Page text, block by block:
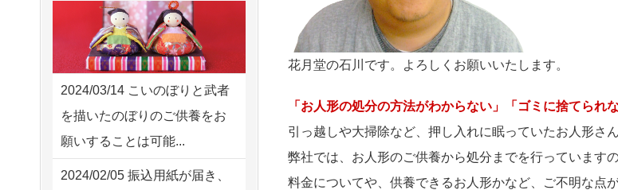
花月堂の石川です。よろしくお願いいたします。
「お人形の処分の方法がわからない」「ゴミに捨てられ
引っ越しや大掃除など、押し入れに眠っていたお人形さ
弊社では、お人形のご供養から処分までを行っています
料金についてや、供養できるお人形かなど、ご不明な点
2026/08/02 11:15
千葉県の方からお申込み
2026/08/02 10:39
神奈川の方からお申込み
2026/08/02 09:15
神奈川の方からお申込み
2026/08/02 NEW
祖母の人形
供養の際も利用させていただ
き安心感がある
お人形の仕
分けなども丁寧に行う様子か
ら、大切...
供養の内容（料金
2024/03/14 こいのぼりと武者
を描いたのぼりのご供養をお
願いすることは可能...
2024/02/05 振込用紙が届き、